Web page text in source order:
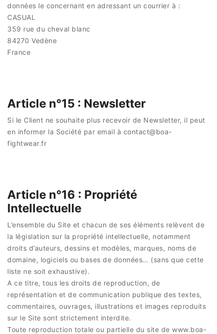
données le concernant en adressant un courrier à :
CASUAL
359 rue du cheval blanc
84270 Vedène
France
Article n°15 : Newsletter
Si le Client ne souhaite plus recevoir de Newsletter, il peut
en informer la Société par email à contact@boa-
fightwear.fr
Article n°16 : Propriété
Intellectuelle
L’ensemble du Site et chacun de ses éléments relèvent de
la législation sur la propriété intellectuelle, notamment
droits d’auteurs, dessins et modèles, marques, noms de
domaine, logiciels ou bases de données… (sans que cette
liste ne soit exhaustive).
A ce titre, tous les droits de reproduction, de
représentation et de communication publique des textes,
commentaires, ouvrages, illustrations et images reproduits
sur le Site sont strictement interdite.
Toute reproduction totale ou partielle du site de www.boa-